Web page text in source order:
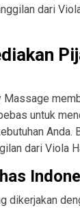
dari
untuk
dari Viola
dikerjakan